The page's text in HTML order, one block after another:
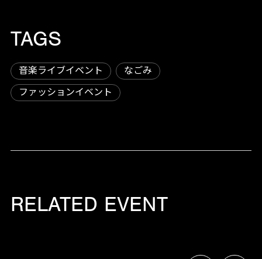
TAGS
音楽ライブイベント
なごみ
ファッションイベント
RELATED EVENT